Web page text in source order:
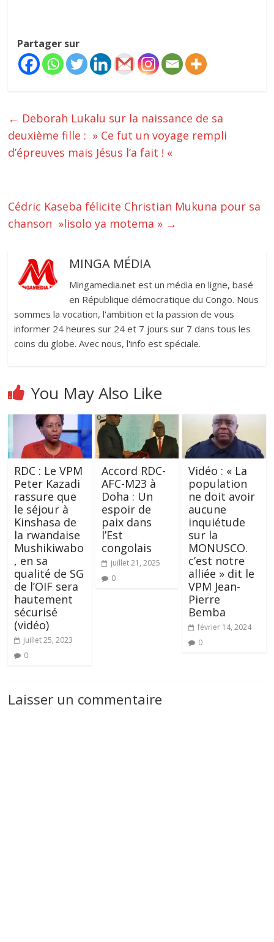
Partager sur
← Deborah Lukalu sur la naissance de sa
deuxième fille : » Ce fut un voyage rempli
d’épreuves mais Jésus l’a fait ! «
Cédric Kaseba félicite Christian Mukuna pour sa
chanson »lisolo ya motema » →
MINGA MÉDIA
Mingamedia.net est un média en ligne, basé
en République démocratique du Congo. Nous
sommes la vocation, l'ambition et la passion de vous
informer 24 heures sur 24 et 7 jours sur 7 dans tous les
coins du globe. Avec nous, l'info est spéciale.
You May Also Like
RDC : Le VPM
Peter Kazadi
rassure que
le séjour à
Kinshasa de
la rwandaise
Mushikiwabo
, en sa
qualité de SG
de l’OIF sera
hautement
sécurisé
(vidéo)
juillet 25, 2023
0
Accord RDC-
AFC-M23 à
Doha : Un
espoir de
paix dans
l’Est
congolais
juillet 21, 2025
0
Vidéo : « La
population
ne doit avoir
aucune
inquiétude
sur la
MONUSCO.
c’est notre
alliée » dit le
VPM Jean-
Pierre
Bemba
février 14, 2024
0
Laisser un commentaire